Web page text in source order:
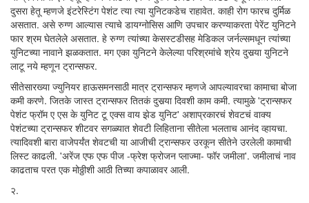
दुसरा हेतू म्हणजे इंटरेस्टिंग पेशंट त्या त्या युनिटकडेच राहावेत. काही रोग फारच दुर्मिळ
असतात. असे रुग्ण आल्यास त्याचे डायग्नोसिस आणि उपचार करण्याकरता पेरेंट युनिटने
फार श्रम घेतलेले असतात. हे रुग्ण त्यांच्या केसस्टडीसह मेडिकल जर्नल्समधून त्यांच्या
युनिटच्या नावाने झळकतात. मग एका युनिटने केलेल्या परिश्रमांचे श्रेय दुसर्‍या युनिटने
लाटू नये म्हणून ट्रान्सफर.
सीतेसारख्या ज्युनियर हाऊसमनसाठी मात्र ट्रान्सफर म्हणजे आपल्यावरचा कामाचा बोजा
कमी करणे. जितके जास्त ट्रान्सफर तितकं दुसर्‍या दिवशी काम कमी. त्यामुळे 'ट्रान्सफर
पेशंट फ्रॉम ए एस के युनिट टू एक्स वाय झेड युनिट' अशाप्रकारचं शेवटचं वाक्य
पेशंटच्या ट्रान्सफर शीटवर सगळ्यात शेवटी लिहिताना सीतेला भलताच आनंद व्हायचा.
त्यादिवशी बारा वाजेपर्यंत शेवटची या आजीची ट्रान्सफर उरकून सीतेने उरलेली कामाची
लिस्ट काढली. 'अरेंज एफ एफ पीज -फ्रेश फ्रोजन प्लाज्मा- फॉर जमीला'. जमीलाचं नाव
काढताच परत एक मोठ्ठीशी आठी तिच्या कपाळावर आली.
२.